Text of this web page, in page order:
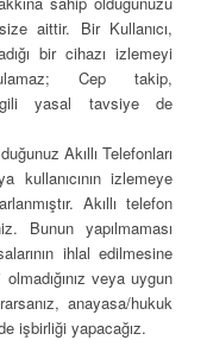
aittir. Bir Kullanıcı,
bir cihazı izlemeyi
Cep takip,
ilgili yasal tavsiye de
Akıllı Telefonları
kullanıcının izlemeye
Akıllı telefon
Bunun yapılmaması
ihlal edilmesine
veya uygun
anayasa/hukuk
işbirliği yapacağız.